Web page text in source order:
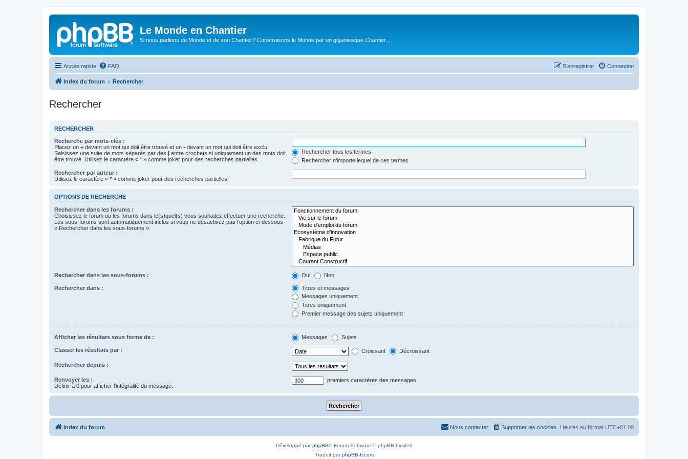
Le Monde en Chantier
Si nous parlions du Monde et de son Chantier? Construisons le Monde par un gigantesque Chantier...
Accès rapide FAQ Connexion
S’enregistrer
Index du forum Rechercher
Rechercher
RECHERCHER
Recherche par mots-clés :
Placez un + devant un mot qui doit être trouvé et un - devant un mot qui doit être exclu.
Saisissez une suite de mots séparés par des | entre crochets si uniquement un des mots doit
être trouvé. Utilisez le caractère « * » comme joker pour des recherches partielles.
Rechercher tous les termes
Rechercher n’importe lequel de ces termes
Rechercher par auteur :
Utilisez le caractère « * » comme joker pour des recherches partielles.
OPTIONS DE RECHERCHE
Rechercher dans les forums :
Choisissez le forum ou les forums dans le(s)quel(s) vous souhaitez effectuer une recherche.
Les sous-forums sont automatiquement inclus si vous ne désactivez pas l’option ci-dessous
« Rechercher dans les sous-forums ».
Rechercher dans les sous-forums : Oui Non
Rechercher dans :
Titres et messages
Messages uniquement
Titres uniquement
Premier message des sujets uniquement
Afficher les résultats sous forme de : Messages Sujets
Classer les résultats par : Croissant Décroissant
Rechercher depuis :
Renvoyer les :
Définir à 0 pour afficher l’intégralité du message.
premiers caractères des messages
Index du forum Heures au format UTC+01:00
Supprimer les cookies
Nous contacter
Développé parphpBB® Forum Software © phpBB Limited
Traduit parphpBB-fr.com